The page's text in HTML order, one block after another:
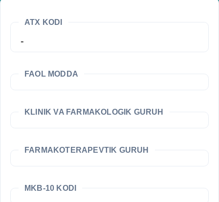
ATX KODI
-
FAOL MODDA
KLINIK VA FARMAKOLOGIK GURUH
FARMAKOTERAPEVTIK GURUH
MKB-10 KODI